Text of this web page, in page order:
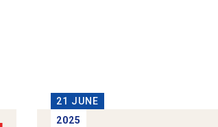
21 JUNE
2025